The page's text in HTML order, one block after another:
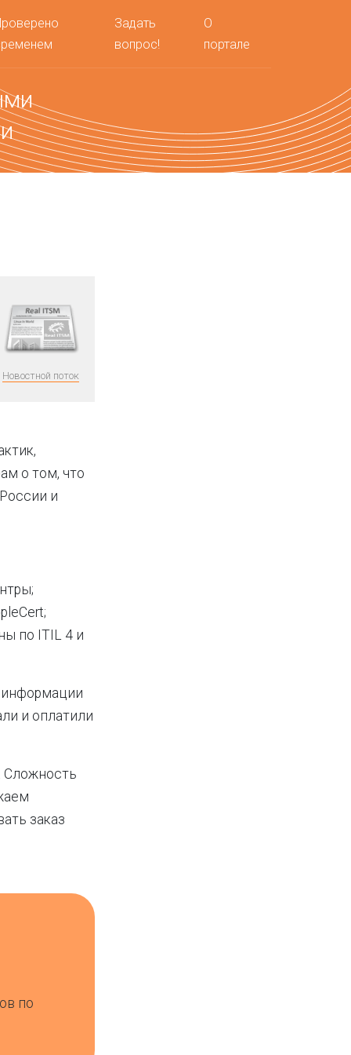
Задать
вопрос!
О
портале
Новостной поток
о том, что
и
по ITIL 4 и
информации
и оплатили
Сложность
заказ
по